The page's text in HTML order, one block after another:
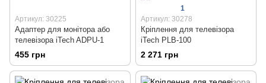
Артикул: 30225
Адаптер для монітора або
телевізора iTech ADPU-1
455 грн
1
Артикул: 30278
Кріплення для телевізора
iTech PLB-100
2 271 грн